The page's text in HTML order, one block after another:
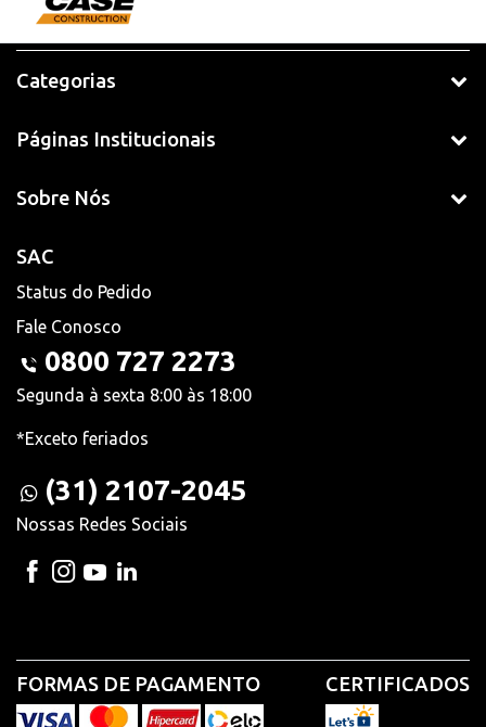
Categorias
Páginas Institucionais
Sobre Nós
SAC
Status do Pedido
Fale Conosco
0800 727 2273
Segunda à sexta 8:00 às 18:00
*Exceto feriados
(31) 2107-2045
Nossas Redes Sociais
FORMAS DE PAGAMENTO CERTIFICADOS